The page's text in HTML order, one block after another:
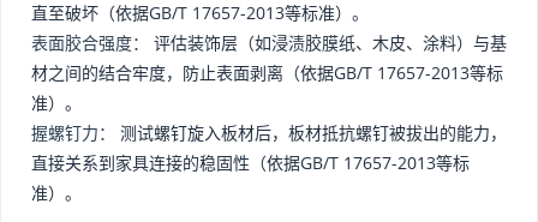
直至破坏（依据GB/T 17657-2013等标准）。
表面胶合强度：
评估装饰层（如浸渍胶膜纸、木皮、涂料）与基
材之间的结合牢度，防止表面剥离（依据GB/T 17657-2013等标
准）。
握螺钉力：
测试螺钉旋入板材后，板材抵抗螺钉被拔出的能力，
直接关系到家具连接的稳固性（依据GB/T 17657-2013等标
准）。